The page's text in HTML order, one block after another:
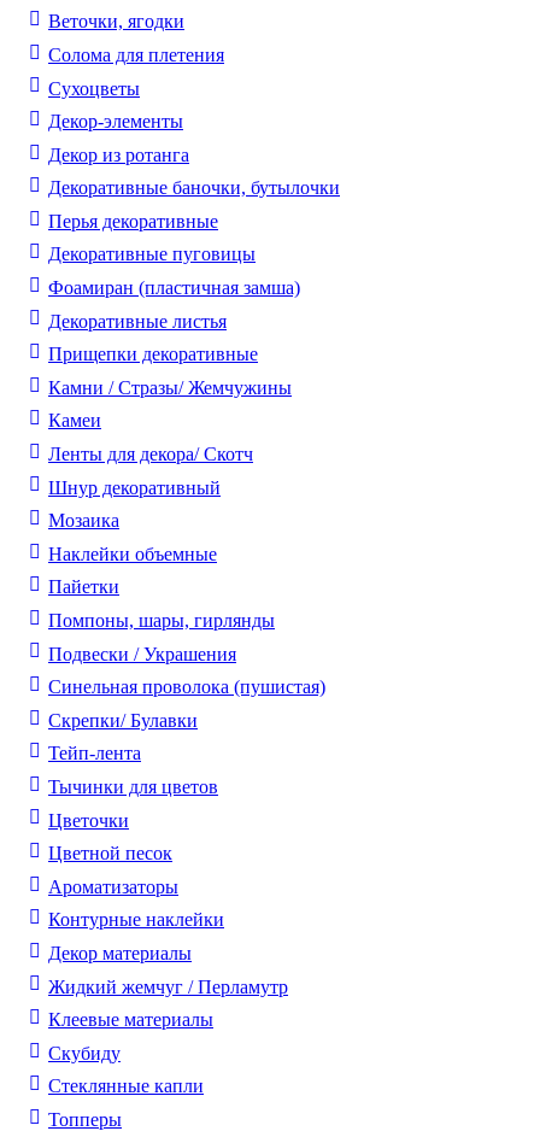
Веточки, ягодки
Солома для плетения
Cухоцветы
Декор-элементы
Декор из ротанга
Декоративные баночки, бутылочки
Перья декоративные
Декоративные пуговицы
Фоамиран (пластичная замша)
Декоративные листья
Прищепки декоративные
Камни / Cтразы/ Жемчужины
Камеи
Ленты для декора/ Скотч
Шнур декоративный
Мозаика
Наклейки объемные
Пайетки
Помпоны, шары, гирлянды
Подвески / Украшения
Синельная проволока (пушистая)
Скрепки/ Булавки
Тейп-лента
Тычинки для цветов
Цветочки
Цветной песок
Ароматизаторы
Контурные наклейки
Декор материалы
Жидкий жемчуг / Перламутр
Клеевые материалы
Скубиду
Стеклянные капли
Топперы